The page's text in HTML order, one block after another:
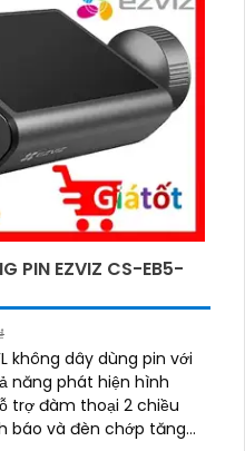
PIN EZVIZ CS-EB5-
không dây dùng pin với
năng phát hiện hình
trợ đàm thoại 2 chiều
báo và đèn chớp tăng